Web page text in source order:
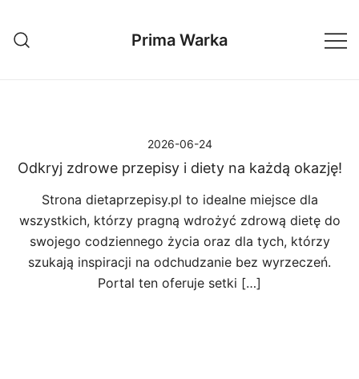
treści
Prima Warka
2026-06-24
Odkryj zdrowe przepisy i diety na każdą okazję!
Strona dietaprzepisy.pl to idealne miejsce dla
wszystkich, którzy pragną wdrożyć zdrową dietę do
swojego codziennego życia oraz dla tych, którzy
szukają inspiracji na odchudzanie bez wyrzeczeń.
Portal ten oferuje setki […]